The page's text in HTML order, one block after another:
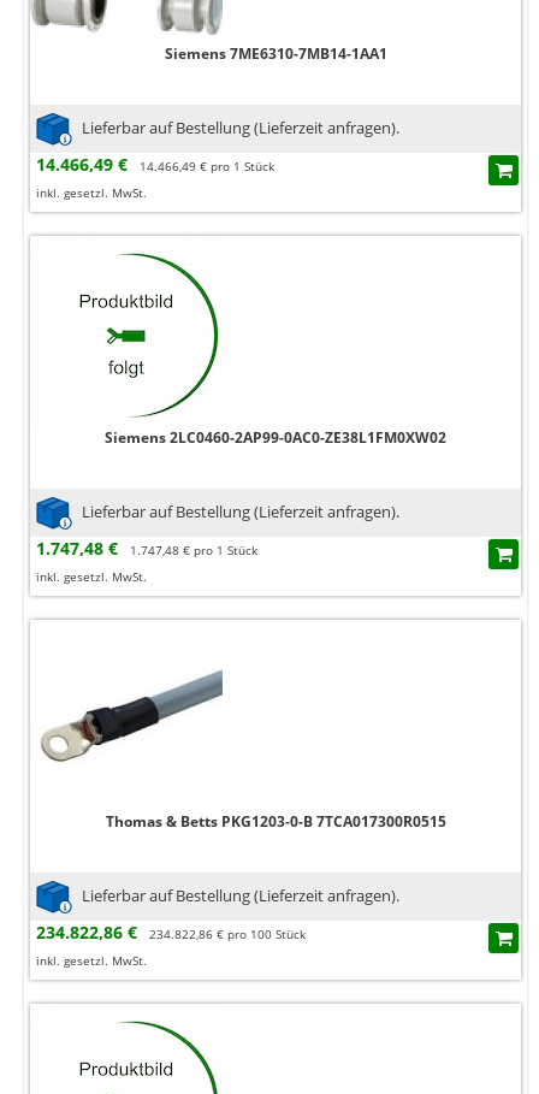
Siemens 7ME6310-7MB14-1AA1
Lieferbar auf Bestellung (Lieferzeit anfragen).
14.466,49 €
14.466,49 € pro 1 Stück
inkl. gesetzl. MwSt.
Siemens 2LC0460-2AP99-0AC0-ZE38L1FM0XW02
Lieferbar auf Bestellung (Lieferzeit anfragen).
1.747,48 €
1.747,48 € pro 1 Stück
inkl. gesetzl. MwSt.
Thomas & Betts PKG1203-0-B 7TCA017300R0515
Lieferbar auf Bestellung (Lieferzeit anfragen).
234.822,86 €
234.822,86 € pro 100 Stück
inkl. gesetzl. MwSt.